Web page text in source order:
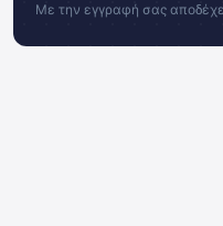
Με την εγγραφή σας